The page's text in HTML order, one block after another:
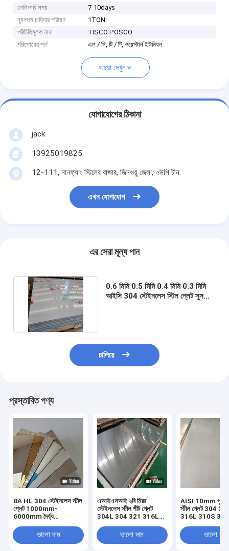
ডেলিভারি সময়
7-10days
ন্যূনতম চাহিদার পরিমাণ
1TON
পরিচিতিমুলক নাম
TISCO POSCO
পরিশোধের শর্ত
এল / সি, টি / টি, ওয়েস্টার্ন ইউনিয়ন
আরো দেখুন
যোগাযোগের ঠিকানা
jack
13925019825
12-111, নানফ্যাং স্টিলের বাজার, জিনওয়ু জেলা, ওউশি চীন
এখন যোগাযোগ
এর সেরা মূল্য পান
0.6 মিমি 0.5 মিমি 0.4 মিমি 0.3 মিমি
আইসি 304 স্টেইনলেস স্টিল প্লেট সুস
চালিয়ে
প্রস্তাবিত পণ্য
BA HL 304 স্টেইনলেস স্টীল
প্লেট 1000mm-
6000mm দৈর্ঘ্য
ভালো দাম
এআইএসআই ২বি মিরর
স্টেইনলেস স্টীল শীট প্লেট
304L 304 321 316L
100mmভালো দাম
AISI 10mm পুরু
স্টীল প্লেট 304
316L 310S
ভালো দাম